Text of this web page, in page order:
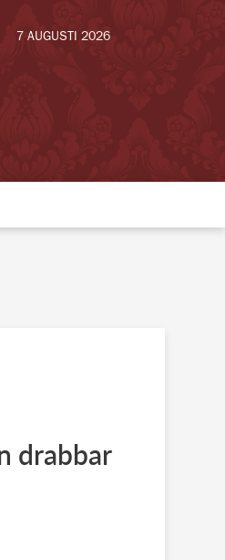
7 AUGUSTI 2026
drabbar